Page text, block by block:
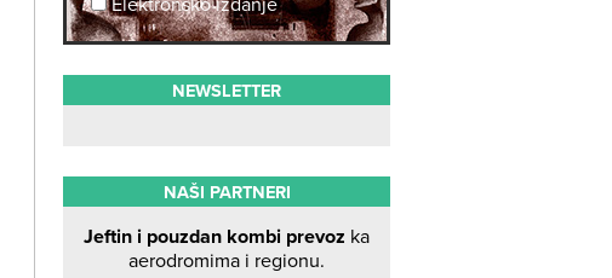
NEWSLETTER
NAŠI PARTNERI
Jeftin i pouzdan kombi prevoz ka
aerodromima i regionu.